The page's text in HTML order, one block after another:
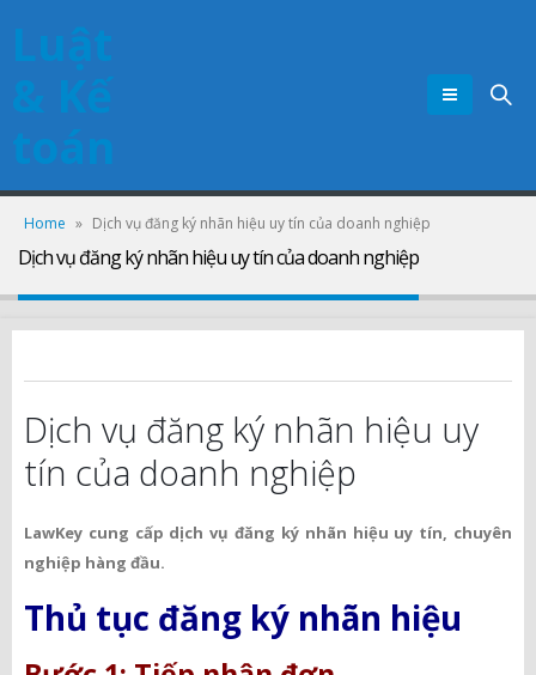
Luật
& Kế
toán
Home » Dịch vụ đăng ký nhãn hiệu uy tín của doanh nghiệp
Dịch vụ đăng ký nhãn hiệu uy tín của doanh nghiệp
Dịch vụ đăng ký nhãn hiệu uy
tín của doanh nghiệp
LawKey cung cấp dịch vụ đăng ký nhãn hiệu uy tín, chuyên
nghiệp hàng đầu.
Thủ tục đăng ký nhãn hiệu